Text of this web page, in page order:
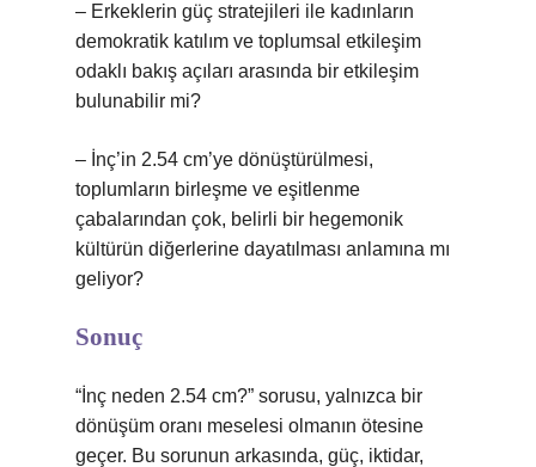
– Erkeklerin güç stratejileri ile kadınların
demokratik katılım ve toplumsal etkileşim
odaklı bakış açıları arasında bir etkileşim
bulunabilir mi?
– İnç’in 2.54 cm’ye dönüştürülmesi,
toplumların birleşme ve eşitlenme
çabalarından çok, belirli bir hegemonik
kültürün diğerlerine dayatılması anlamına mı
geliyor?
Sonuç
“İnç neden 2.54 cm?” sorusu, yalnızca bir
dönüşüm oranı meselesi olmanın ötesine
geçer. Bu sorunun arkasında, güç, iktidar,